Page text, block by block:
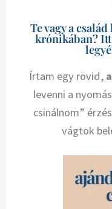
Te vagy a
krónikában? Itt
Írtam egy rövid,
levenni a
csinálnom”
vágtok